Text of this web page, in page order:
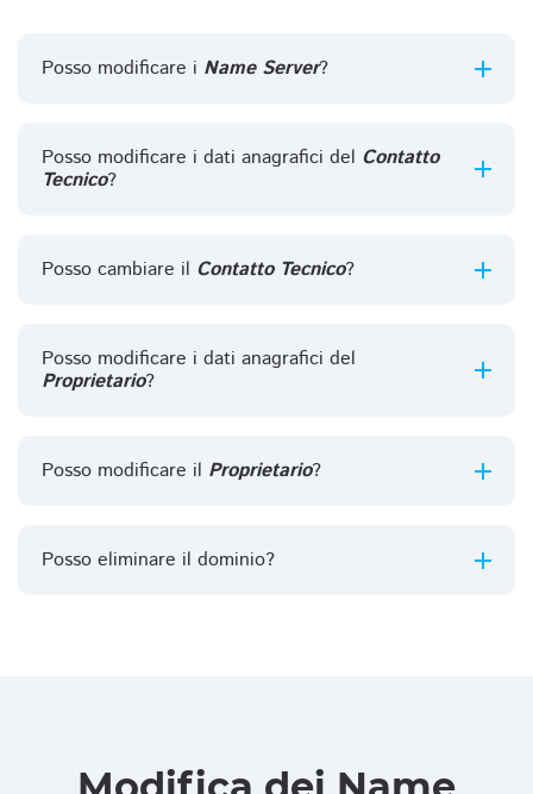
Posso modificare i Name Server?
Posso modificare i dati anagrafici del Contatto
Tecnico?
Posso cambiare il Contatto Tecnico?
Posso modificare i dati anagrafici del
Proprietario?
Posso modificare il Proprietario?
Posso eliminare il dominio?